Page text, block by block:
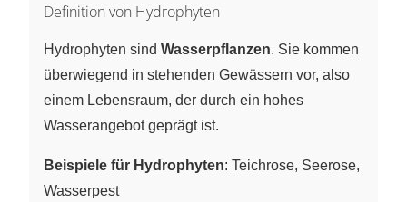
Definition von Hydrophyten
Hydrophyten sind Wasserpflanzen. Sie kommen
überwiegend in stehenden Gewässern vor, also
einem Lebensraum, der durch ein hohes
Wasserangebot geprägt ist.
Beispiele für Hydrophyten: Teichrose, Seerose,
Wasserpest